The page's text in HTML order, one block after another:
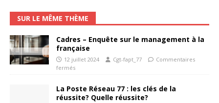
SUR LE MÊME THÈME
Cadres – Enquête sur le management à la
française
12 juillet 2024 Cgt-fapt_77
Commentaires
fermés
La Poste Réseau 77 : les clés de la
réussite? Quelle réussite?